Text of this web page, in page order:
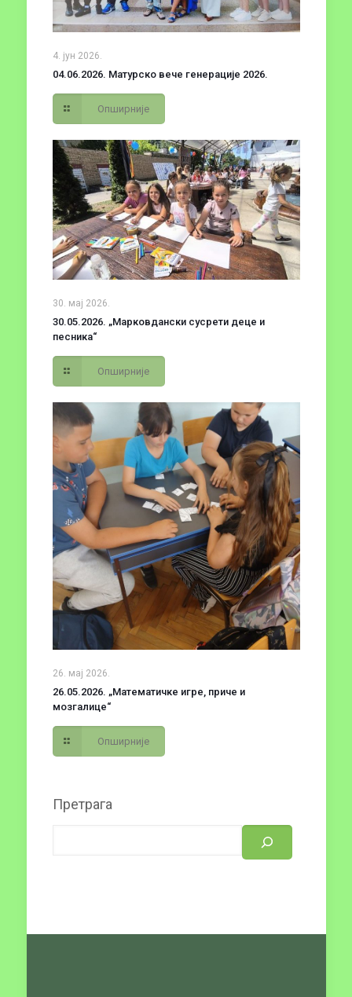
4. јун 2026.
04.06.2026. Матурско вече генерације 2026.
Опширније
30. мај 2026.
30.05.2026. „Марковдански сусрети деце и
песника“
Опширније
26. мај 2026.
26.05.2026. „Математичке игре, приче и
мозгалице“
Опширније
Претрага